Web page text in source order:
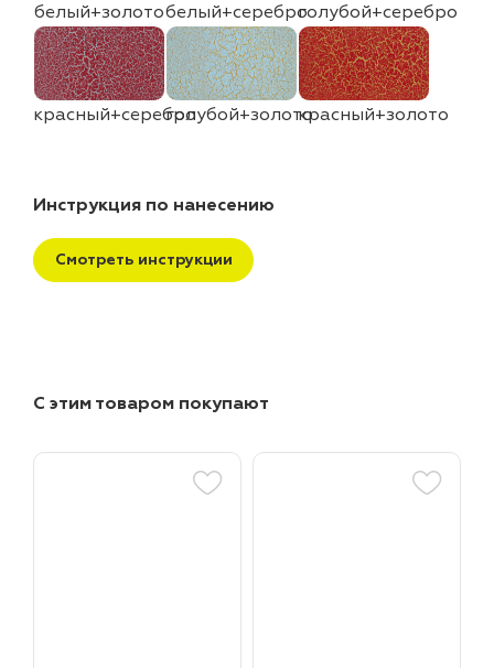
белый+золотобелый+сереброголубой+серебро
красный+сереброголубой+золотокрасный+золото
Инструкция по нанесению
Смотреть инструкции
С этим товаром покупают